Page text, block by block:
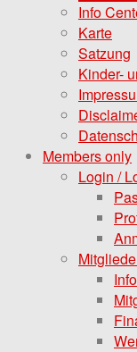
Info
Karte
Satzung
Kinder-
Members only
Login /